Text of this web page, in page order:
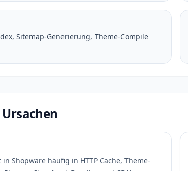
Sitemap-Generierung, Theme-Compile
Ursachen
Shopware häufig in HTTP Cache, Theme-